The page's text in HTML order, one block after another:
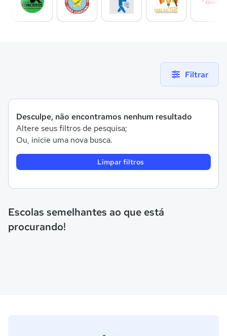
Filtrar
Desculpe, não encontramos nenhum resultado
Altere seus filtros de pesquisa;
Ou, inicie uma nova busca.
Limpar filtros
Escolas semelhantes ao que está
procurando!